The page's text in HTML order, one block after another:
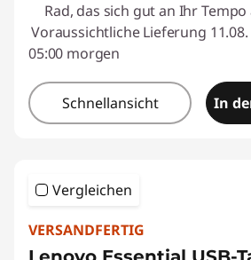
Rad, das sich gut an Ihr
Voraussichtliche Lieferung
05:00 morgen
Schnellansicht In
Vergleichen
VERSANDFERTIG